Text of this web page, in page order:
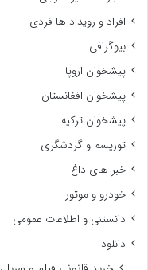
افراد و رویداد ها فردی
بیوگرافی
پیشخوان اروپا
پیشخوان افغانستان
پیشخوان ترکیه
توریسم و گردشگری
خبر های داغ
خودرو و موتور
دانستنی و اطلاعات عمومی
دانلود